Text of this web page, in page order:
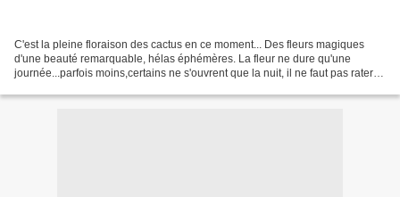
C'est la pleine floraison des cactus en ce moment... Des fleurs magiques
d'une beauté remarquable, hélas éphémères. La fleur ne dure qu'une
journée...parfois moins,certains ne s'ouvrent que la nuit, il ne faut pas rater